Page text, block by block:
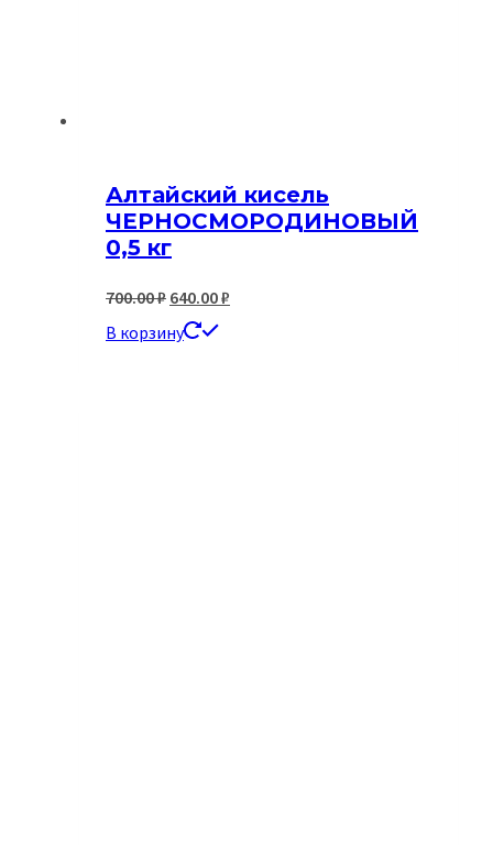
Алтайский кисель
ЧЕРНОСМОРОДИНОВЫЙ
0,5 кг
700.00₽ Первоначальная
цена
640.00₽
В корзину